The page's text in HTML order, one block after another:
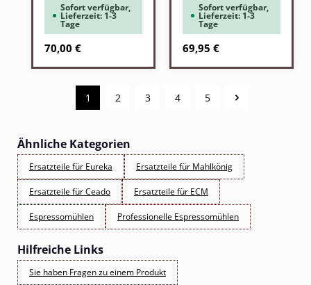
Sofort verfügbar,
Lieferzeit: 1-3
Tage
Regulärer Preis:
70,00 €
Sofort verfügbar,
Lieferzeit: 1-3
Tage
Regulärer Preis:
69,95 €
Seite
1 Seite
2 Seite
3 Seite
4 Seite
5
Ähnliche Kategorien
Ersatzteile für Eureka Ersatzteile für Mahlkönig
Ersatzteile für Ceado Ersatzteile für ECM
Espressomühlen Professionelle Espressomühlen
Hilfreiche Links
Sie haben Fragen zu einem Produkt